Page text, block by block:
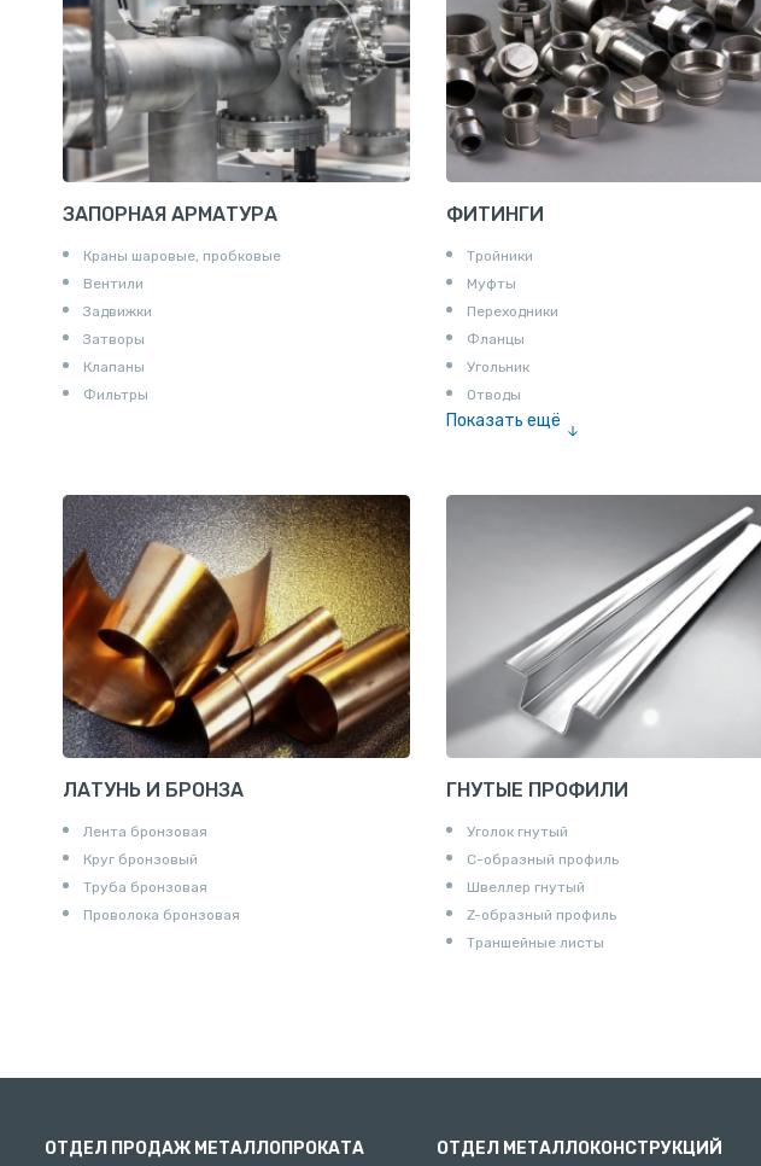
ЗАПОРНАЯ АРМАТУРА
Краны шаровые, пробковые
Вентили
Задвижки
Затворы
Клапаны
Фильтры
ФИТИНГИ
Тройники
Муфты
Переходники
Фланцы
Угольник
Отводы
Показать ещё
Удлинители для труб
Крестовины
Контргайки
ЛАТУНЬ И БРОНЗА
Лента бронзовая
Круг бронзовый
Труба бронзовая
Проволока бронзовая
ГНУТЫЕ ПРОФИЛИ
Уголок гнутый
С-образный профиль
Швеллер гнутый
Z-образный профиль
Траншейные листы
ОТДЕЛ ПРОДАЖ МЕТАЛЛОПРОКАТА ОТДЕЛ МЕТАЛЛОКОНСТРУКЦИЙ